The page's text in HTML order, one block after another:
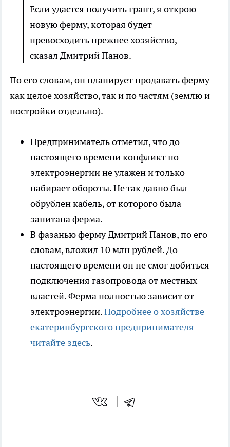
Если удастся получить грант, я открою
новую ферму, которая будет
превосходить прежнее хозяйство, —
сказал Дмитрий Панов.
По его словам, он планирует продавать ферму
как целое хозяйство, так и по частям (землю и
постройки отдельно).
Предприниматель отметил, что до
настоящего времени конфликт по
электроэнергии не улажен и только
набирает обороты. Не так давно был
обрублен кабель, от которого была
запитана ферма.
В фазанью ферму Дмитрий Панов, по его
словам, вложил 10 млн рублей. До
настоящего времени он не смог добиться
подключения газопровода от местных
властей. Ферма полностью зависит от
электроэнергии.Подробнее о хозяйстве
екатеринбургского предпринимателя
читайте здесь.